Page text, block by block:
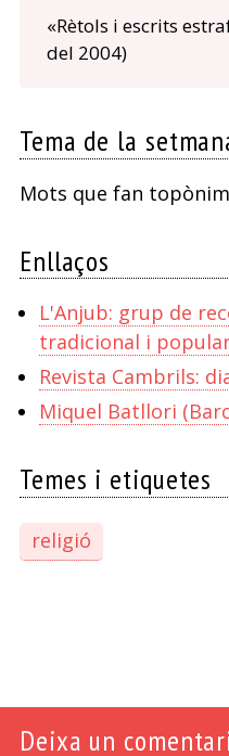
«Rètols i escrits
del 2004)
Tema de la
Mots que fan
Enllaços
L'Anjub: grup de
tradicional i
Revista Cambrils:
Miquel Batllori
Temes i etiquetes
religió
Deixa un